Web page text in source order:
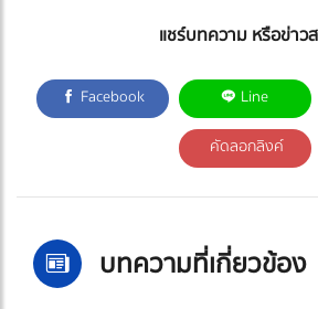
แชร์บทความ หรือข่าว
Facebook Line
คัดลอกลิงค์
บทความที่เกี่ยวข้อง